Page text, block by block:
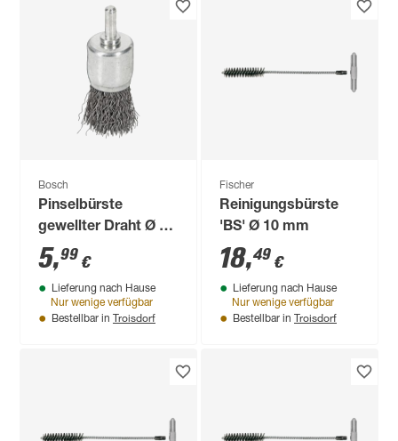
Bosch
Pinselbürste
gewellter Draht Ø 25
mm
5,99 €
Lieferung nach Hause
Nur wenige verfügbar
Bestellbar in Troisdorf
Fischer
Reinigungsbürste
'BS' Ø 10 mm
18,49 €
Lieferung nach Hause
Nur wenige verfügbar
Bestellbar in Troisdorf